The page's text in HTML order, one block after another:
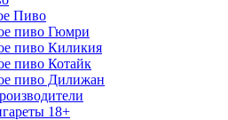
Пиво
пиво Гюмри
пиво Киликия
пиво Котайк
пиво Дилижан
18+